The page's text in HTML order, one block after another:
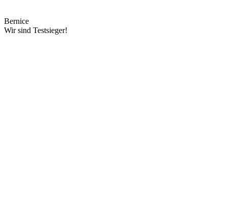
Bernice
Wir sind Testsieger!